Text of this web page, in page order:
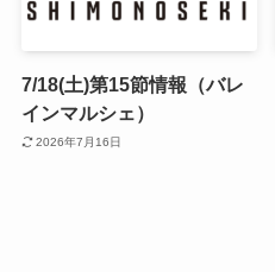
7/18(土)第15節情報（バレ
インマルシェ）
2026年7月16日